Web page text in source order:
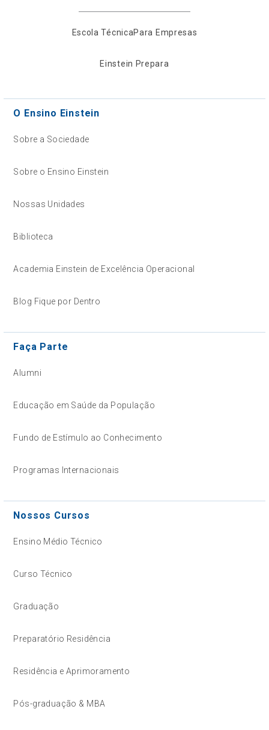
Escola TécnicaPara Empresas
Einstein Prepara
O Ensino Einstein
Sobre a Sociedade
Sobre o Ensino Einstein
Nossas Unidades
Biblioteca
Academia Einstein de Excelência Operacional
Blog Fique por Dentro
Faça Parte
Alumni
Educação em Saúde da População
Fundo de Estímulo ao Conhecimento
Programas Internacionais
Nossos Cursos
Ensino Médio Técnico
Curso Técnico
Graduação
Preparatório Residência
Residência e Aprimoramento
Pós-graduação & MBA